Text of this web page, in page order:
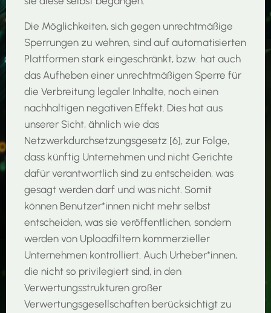
Die Möglichkeiten, sich gegen unrechtmäßige
Sperrungen zu wehren, sind auf automatisierten
Plattformen stark eingeschränkt, bzw. hat auch
das Aufheben einer unrechtmäßigen Sperre für
die Verbreitung legaler Inhalte, noch einen
nachhaltigen negativen Effekt. Dies hat aus
unserer Sicht, ähnlich wie das
Netzwerkdurchsetzungsgesetz [6], zur Folge,
dass künftig Unternehmen und nicht Gerichte
dafür verantwortlich sind zu entscheiden, was
gesagt werden darf und was nicht. Somit
können Benutzer*innen nicht mehr selbst
entscheiden, was sie veröffentlichen, sondern
werden von Uploadfiltern kommerzieller
Unternehmen kontrolliert. Auch Urheber*innen,
die nicht so privilegiert sind, in den
Verwertungsstrukturen großer
Verwertungsgesellschaften berücksichtigt zu